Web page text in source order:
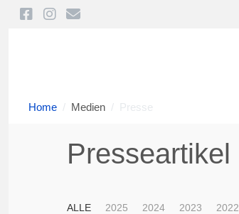
Home Medien Presse
Presseartikel
ALLE 2025 2024 2023 2022